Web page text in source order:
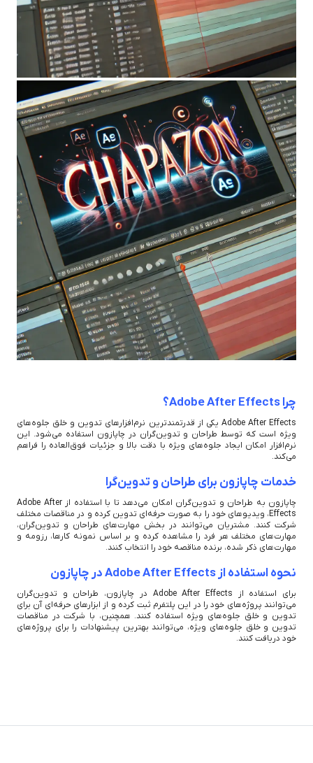
چرا Adobe After Effects؟
Adobe After Effects یکی از قدرتمندترین نرم‌افزارهای تدوین و خلق جلوه‌های
ویژه است که توسط طراحان و تدوین‌گران در چاپازون استفاده می‌شود. این
نرم‌افزار امکان ایجاد جلوه‌های ویژه با دقت بالا و جزئیات فوق‌العاده را فراهم
می‌کند.
خدمات چاپازون برای طراحان و تدوین‌گرا
چاپازون به طراحان و تدوین‌گران امکان می‌دهد تا با استفاده از Adobe After
Effects، ویدیوهای خود را به صورت حرفه‌ای تدوین کرده و در مناقصات مختلف
شرکت کنند. مشتریان می‌توانند در بخش مهارت‌های طراحان و تدوین‌گران،
مهارت‌های مختلف هر فرد را مشاهده کرده و بر اساس نمونه کارها، رزومه و
مهارت‌های ذکر شده، برنده مناقصه خود را انتخاب کنند.
نحوه استفاده از Adobe After Effects در چاپازون
برای استفاده از Adobe After Effects در چاپازون، طراحان و تدوین‌گران
می‌توانند پروژه‌های خود را در این پلتفرم ثبت کرده و از ابزارهای حرفه‌ای آن برای
تدوین و خلق جلوه‌های ویژه استفاده کنند. همچنین، با شرکت در مناقصات
تدوین و خلق جلوه‌های ویژه، می‌توانند بهترین پیشنهادات را برای پروژه‌های
خود دریافت کنند.